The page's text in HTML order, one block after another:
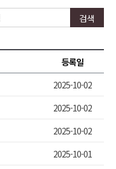
등록일
2025-10-02
2025-10-02
2025-10-02
2025-10-01